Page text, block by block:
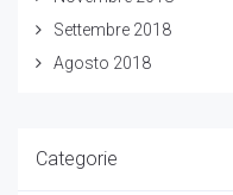
Settembre 2018
Agosto 2018
Categorie